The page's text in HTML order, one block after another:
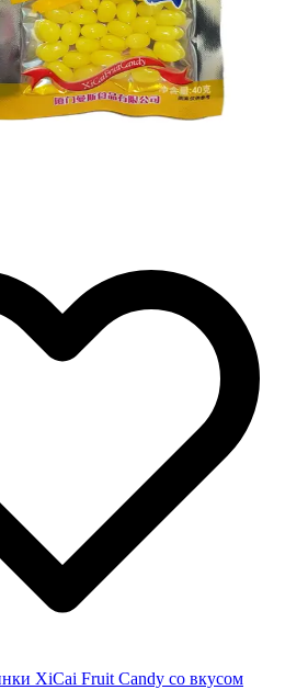
XiCai Fruit Candy со вкусом